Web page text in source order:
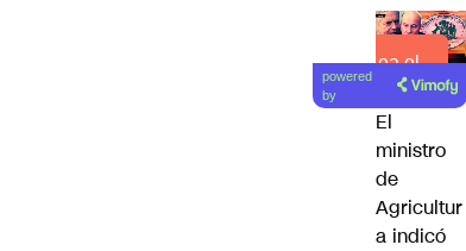
Lea el
artículo
powered
by
El
ministro
de
Agricultur
a indicó